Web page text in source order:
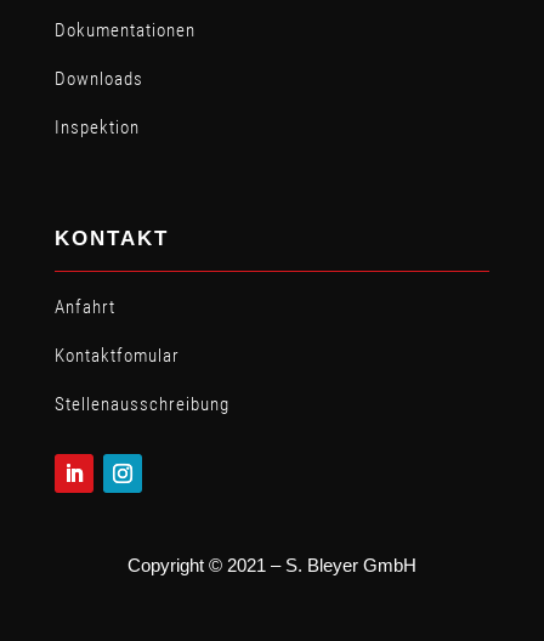
Dokumentationen
Downloads
Inspektion
KONTAKT
Anfahrt
Kontaktfomular
Stellen­ausschreibung
Copyright © 2021 – S. Bleyer GmbH